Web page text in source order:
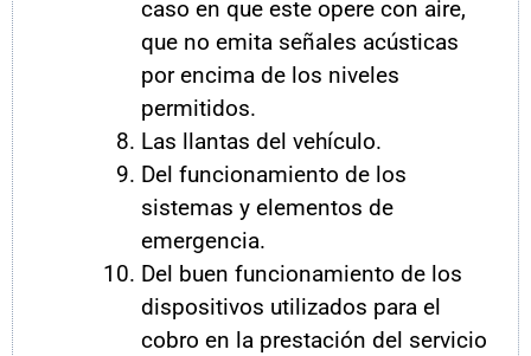
caso en que este opere con aire,
que no emita señales acústicas
por encima de los niveles
permitidos.
Las llantas del vehículo.
Del funcionamiento de los
sistemas y elementos de
emergencia.
Del buen funcionamiento de los
dispositivos utilizados para el
cobro en la prestación del servicio